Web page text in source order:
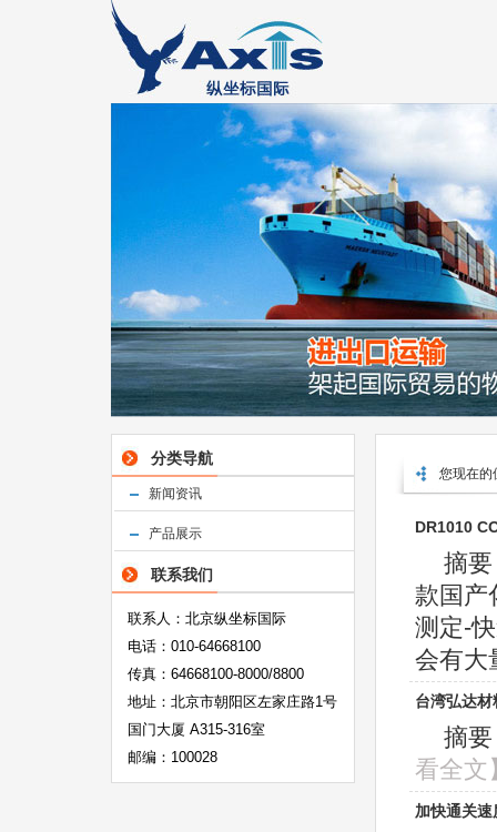
分类导航
新闻资讯
产品展示
联系我们
联系人：北京纵坐标国际
电话：010-64668100
传真：64668100-8000/8800
地址：北京市朝阳区左家庄路1号
国门大厦 A315-316室
邮编：100028
您现在的
DR1010
摘
款国产
测定-
会有大
台湾弘达
摘
看全文
加快通关